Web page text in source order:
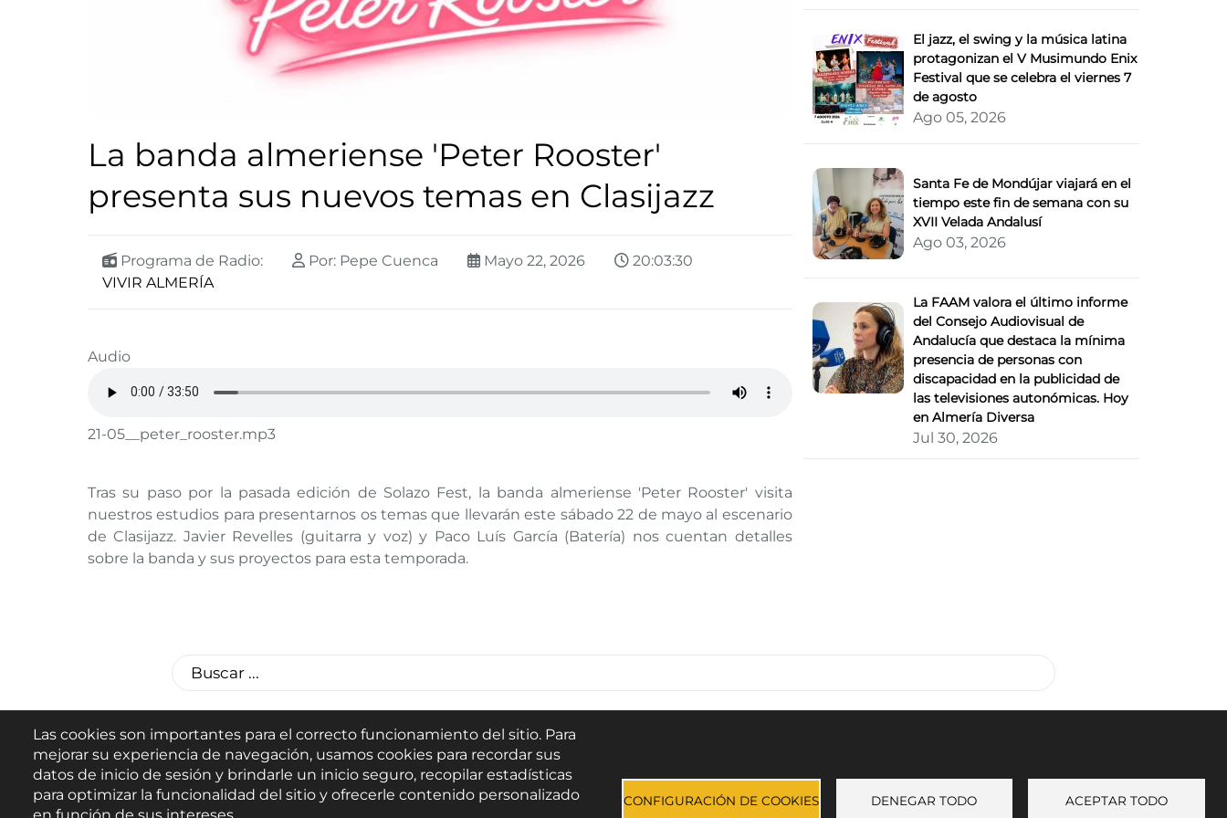
La banda almeriense 'Peter Rooster'
presenta sus nuevos temas en Clasijazz
Programa de Radio:
VIVIR ALMERÍA
Por: Pepe Cuenca Mayo 22, 2026 20:03:30
Audio
21-05__peter_rooster.mp3
Tras su paso por la pasada edición de Solazo Fest, la banda almeriense 'Peter Rooster' visita
nuestros estudios para presentarnos os temas que llevarán este sábado 22 de mayo al escenario
de Clasijazz. Javier Revelles (guitarra y voz) y Paco Luís García (Batería) nos cuentan detalles
sobre la banda y sus proyectos para esta temporada.
El jazz, el swing y la música latina
protagonizan el V Musimundo Enix
Festival que se celebra el viernes 7
de agosto
Ago 05, 2026
Santa Fe de Mondújar viajará en el
tiempo este fin de semana con su
XVII Velada Andalusí
Ago 03, 2026
La FAAM valora el último informe
del Consejo Audiovisual de
Andalucía que destaca la mínima
presencia de personas con
discapacidad en la publicidad de
las televisiones autonómicas. Hoy
en Almería Diversa
Jul 30, 2026
Escúchanos en:
Las cookies son importantes para el correcto funcionamiento del sitio. Para
mejorar su experiencia de navegación, usamos cookies para recordar sus
datos de inicio de sesión y brindarle un inicio seguro, recopilar estadísticas
para optimizar la funcionalidad del sitio y ofrecerle contenido personalizado
CONFIGURACIÓN DE COOKIES DENEGAR TODO ACEPTAR TODO